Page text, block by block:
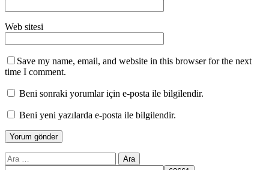
Web sitesi
Save my name, email, and website in this browser for the next
time I comment.
Beni sonraki yorumlar için e-posta ile bilgilendir.
Beni yeni yazılarda e-posta ile bilgilendir.
Arama: